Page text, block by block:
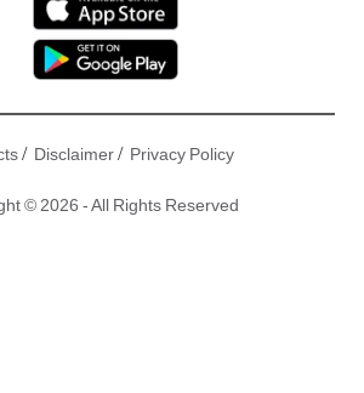
/ Disclaimer/ Privacy Policy
© 2026 - All Rights Reserved